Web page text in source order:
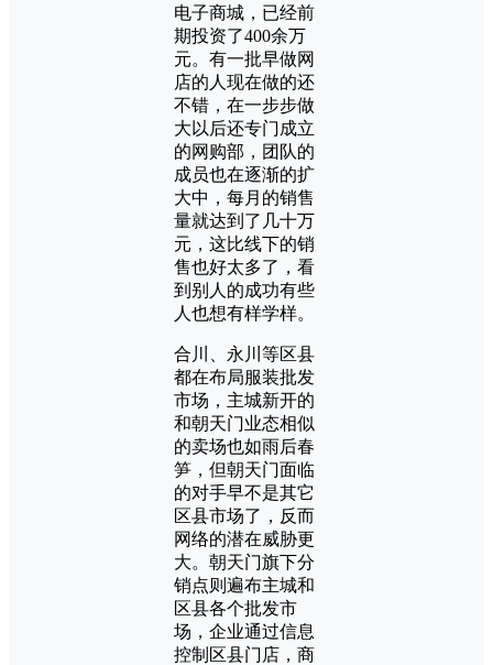
电子商城，已经前
期投资了400余万
元。有一批早做网
店的人现在做的还
不错，在一步步做
大以后还专门成立
的网购部，团队的
成员也在逐渐的扩
大中，每月的销售
量就达到了几十万
元，这比线下的销
售也好太多了，看
到别人的成功有些
人也想有样学样。
合川、永川等区县
都在布局服装批发
市场，主城新开的
和朝天门业态相似
的卖场也如雨后春
笋，但朝天门面临
的对手早不是其它
区县市场了，反而
网络的潜在威胁更
大。朝天门旗下分
销点则遍布主城和
区县各个批发市
场，企业通过信息
控制区县门店，商